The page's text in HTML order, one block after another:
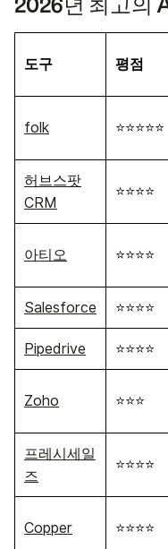
2026년 최고의
도구 평점
folk ⭐⭐⭐⭐⭐
허브스팟
CRM
⭐⭐⭐⭐
아티오 ⭐⭐⭐⭐
Salesforce ⭐⭐⭐⭐
Pipedrive ⭐⭐⭐⭐
Zoho ⭐⭐⭐
프레시세일
즈
⭐⭐⭐⭐
Copper ⭐⭐⭐⭐